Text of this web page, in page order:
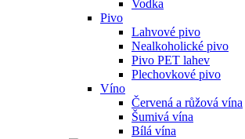
Vodka
Pivo
Lahvové pivo
Nealkoholické pivo
Pivo PET lahev
Plechovkové pivo
Víno
Červená a růžová vína
Šumivá vína
Bílá vína